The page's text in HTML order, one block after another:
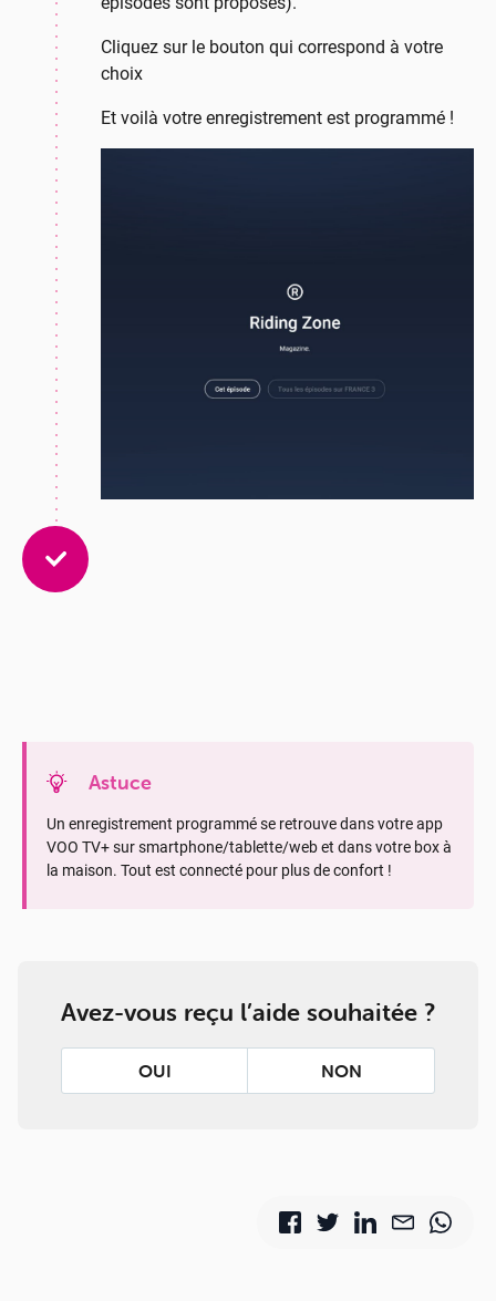
Cliquez sur le bouton qui correspond à votre
choix
Et voilà votre enregistrement est programmé !
Astuce
Un enregistrement programmé se retrouve dans votre app
VOO TV+ sur smartphone/tablette/web et dans votre box à
la maison. Tout est connecté pour plus de confort !
Avez-vous reçu l’aide souhaitée ?
OUI NON